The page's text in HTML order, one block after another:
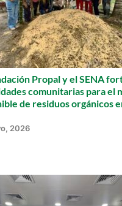
Propal y el SENA
comunitarias para el
de residuos orgánicos
2026